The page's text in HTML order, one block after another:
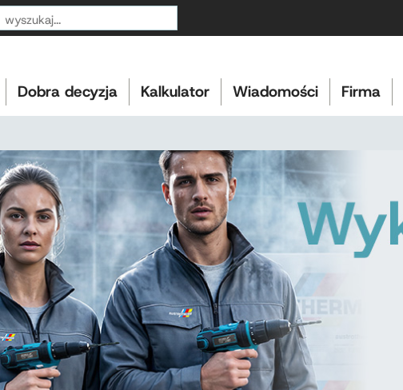
Dobra decyzja Kalkulator Wiadomości Firma